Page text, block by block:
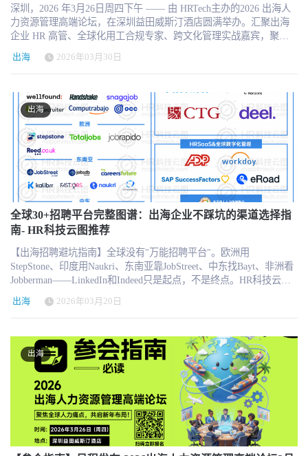
奖 2026年度最佳出海HR数字化工具奖 2026年度东南亚最佳出海HR
服务机构奖 2026年度中东最佳出海HR服务机构奖 2026年度欧洲最
佳出海HR服务机构奖 2026年度出海HR最信赖服务机构奖（由企业
HR投票产生） 我们希望，这套奖项不仅覆盖“综合影响力”，也能够
真正体现不同区域、不同专业方向的长期价值。 因为今天的出海，
方式及重要节点 企业端与机构端统一通过在线表单提交申报材料。
申报入口： http://hrnext.cn/Xsqn91 （扫描文中二维码或者复制链接
到浏览器打开） 2026年5月9日：奖项申报正式开放 2026年7月17
日：上海出海论坛现场公布首批重点奖项 2026年8月—12月：持续发
布获奖名单与深度案例 企业HR申报咨询： 微信：hrtech-china（小
科） 邮件：hi@hrtechchina.com 备注：“奖项申报” 机构合作咨询：
微信：hrtechnice（奈斯） 邮件：nice@hrtechchina.com 备注：“机构
奖项” 获奖意味着什么 这个奖项，不只是一次短期曝光。 所有获奖
者与优秀案例，都将在 chuhai.tips Awards 页面 长期展示，并有机会
被收录进《2026中国出海HR生存报告》年度白皮书。 部分获奖企
业、HR负责人及服务机构，还将获得后续深度采访、论坛分享、行
业传播与案例报道机会。 对于企业HR而言，这是第一次能够以行业
视角，正式证明团队在全球化中的价值。 对于服务机构而言，这也
是直接影响客户信任与采购决策的重要专业背书。 很多时候，行业
真正需要的，并不是更多营销，而是真实可信的专业认可。 关于主
办方 HRTech出海俱乐部是中国领先企业出海人力资源信息服务平
出海提供专业的人力资源信息服务，企业可以聚焦组织目标实现业
务快速发展！ HRTech出海俱乐部全新2.0升级，定期举办线上线下会
员专属高端私享会、需求服务对接、出海管理奖项评选、调研报告
以及海外参访等活动。诚邀出海企业HR及出海服务机构加入。
HRTech HRTechChina.com 是专注人力资源科技商业服务平台，作为
HR领域唯一深度垂直独立的第三方专业服务机构，致力于推动人力
资源科技进步与发展，持续引领行业新科技新趋势新产品新方向。
HRTechChina.com核心报道HR科技创新企业与产品，关注并实时分
享全球的人力资源科技资讯。定期发布行业市值榜单和HR科技云
谁应该参与 本次调研面向以下人群： 在中国企业总部负责海外/国际
业务HR工作的从业者 Global HR、国际业务HRBP、全球招聘负责人
正在筹备出海HR体系建设的HR管理者 调研全程匿名，预计完成时
写下真实的判断与经验。 关于2026上海出海HR论坛 本次调研报告
将于2026年7月17日在上海论坛现场首发。论坛主题为"组织能力·HR
成长·服务生态 共驱出海成功"，聚焦出海HR的能力建设、组织支持
与生态协作，是出海HR领域规模最大的年度专业聚会。 现在参与调
研 每一份回答，都在让这个行业变得更清晰、更有依据、更有力
量。 如果你是出海HR，你的经验本身就是行业的财富。我们希望通
过这份调研，让更多人听见这个群体的声音。 参与调研：
chuhai.tips/survey 本调研由 chuhai.tips · HRTech出海俱乐部 发起，数
据仅用于行业研究，不作任何商业用途。 2026中国出海HR年度奖项
启动申报 与调研同期，我们正式启动2026出海HR卓越奖项评选。
这是国内首个专门面向出海HR领域的系统性行业奖项，由
chuhai.tips · HRTech出海俱乐部发起。共设13个奖项，覆盖出海企业
HR个人、团队、最佳实践，以及出海HR服务机构的综合实力、垂直
行。 https://www.chuhai.tips/awards
深圳，2026 年3月26日周四下午 —— 由 HRTech主办的2026 出海人
力资源管理高端论坛，在深圳益田威斯汀酒店圆满举办。汇聚出海
企业 HR 高管、全球化用工合规专家、跨文化管理实战嘉宾，聚焦
核心痛点，围绕企业全球化进程中的人力瓶颈与实战解法，展开一
场干货密集、紧贴实操的深度分享与交流，助力出海企业筑牢人才
底座、实现合规稳健远航。 本次论坛特邀来自传音控股、Remote
People、原华为、上海蓝白律师事务所、旗滨集团等企业与机构的实
战专家，结合各自在全球用工合规、跨文化管理、技术转移、东南
亚运营等领域的最新落地案例，为现场 HR 同仁带来极具前瞻性与
操作性的出海方法论。 与此同时，本次论坛得到了业内优秀的出海
HR服务机构的关注和积极参与。特别感谢Remote People、
Chuhai.tips等合作伙伴的鼎力支持，很荣幸与各位共同见证本次论坛
的成功举办！ 论坛伊始，参会嘉宾陆续签到，交换行业见解，为整
场深度研讨预热氛围。随后，活动正式启幕，以 “人才筑基・合规护
航” 为核心，HRTech资深专家、主持嘉宾贺瑞发表开场致辞，拉开
本次出海人力资源高端论坛的精彩序幕。 此次出海论坛的首位嘉
率先发声，内容干货实操。 上午第二位嘉宾是来自Remote People 华
南区业务负责人李冠杰，为大家带来《以人为本的全球用工：数据
驱动战略下的用工合规管理》，围绕全球用工合规痛点，为企业提
供可落地的合规风控方案。 接下来是原华为终端海外战区营销 CMO
享《能随时把员工叫到会议室调查问话吗？—— 海外工作场所员工
面谈的合规风险》，聚焦海外劳动合规细节，为 HR 规避合规陷阱
提供实操指引。 紧随其后，旗滨集团研究院副院长艾树章带来《民
企出海的技术转移挑战及文化冲突管理》，破解民企出海的技术与
文化双重难题。 论坛最后一位嘉宾是来自出海俱乐部特邀专家周
昊，他为大家分享《中企出海东南亚运营管理实践》，为布局东南
亚的企业提供参考。 本场HR出海人力资源管理高端论坛深圳站，嘉
宾与参会者围绕出海 HR 痛点展开自由讨论，从合规细节到人才战
略，现场思想交锋不断，形成了高效的行业人脉网络。随着论坛的
出海 2026年03月30日
出海
全球30+招聘平台完整图谱：出海企业不踩坑的渠道选择指
南- HR科技云图推荐
【出海招聘避坑指南】全球没有"万能招聘平台"。欧洲用
StepStone、印度用Naukri、东南亚靠JobStreet、中东找Bayt、非洲看
Jobberman——LinkedIn和Indeed只是起点，不是终点。HR科技云图
的渠道。出海招人，先搞清楚人在哪。欢迎加入HR科技云图! HR科
技云图专题板块：海外主流招聘平台（Global Recruiting Platforms）
附录清单 随着企业全球化扩张速度的加快，招聘正在从单一国家的
人才获取问题，转变为跨区域、跨文化的人才网络建设问题。对于
出海企业而言，理解不同国家的人才分布固然重要，但更关键的一
点在于：企业是否知道这些人才主要活跃在哪些平台上。全球招聘
市场并不存在一个统一的平台体系，而是由“全球平台 + 区域平台 +
行业平台”构成的多层结构。不同国家和地区的招聘平台生态差异明
显，这也是很多企业在海外招聘时效率低下的核心原因之一。HR科
技云图特别精选全球主流招聘平台帮助中国出海企业不踩坑不选
错。 在全球范围内，招聘平台首先形成了以少数超级平台为核心的
出海 2026年03月20日
出海